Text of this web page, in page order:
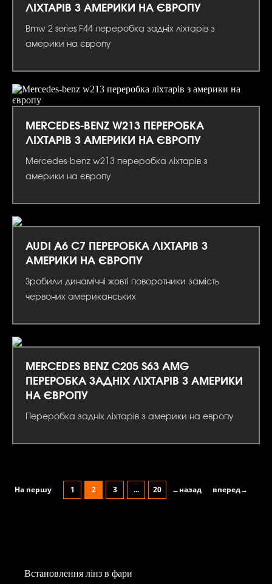
ЛІХТАРІВ З АМЕРИКИ НА ЄВРОПУ
Bmw 2 series F44 переробка задніх ліхтарів з
америки на європу
MERCEDES-BENZ W213 ПЕРЕРОБКА
ЛІХТАРІВ З АМЕРИКИ НА ЄВРОПУ
Mercedes-benz w213 переробка ліхтарів з
америки на європу
AUDI A6 C7 ПЕРЕРОБКА ЛІХТАРІВ З
АМЕРИКИ НА ЄВРОПУ
Зробили динамічні жовті поворотники замість
червоних американських
MERCEDES BENZ C205 S63 AMG
ПЕРЕРОБКА ЗАДНІХ ЛІХТАРІВ З АМЕРИКИ
НА ЄВРОПУ
Переробка задніх ліхтарів з америки на европу
На першу 1 2 3 ... 20 ←назад вперед→
Встановлення лінз в фари